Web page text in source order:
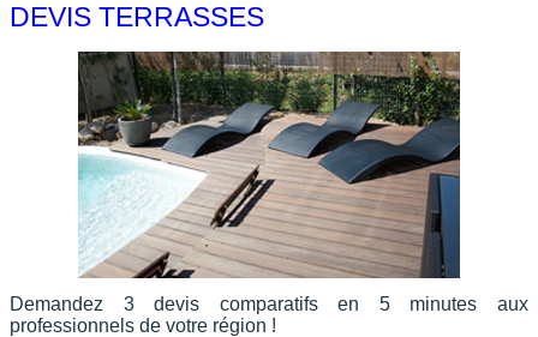
DEVIS TERRASSES
Demandez 3 devis comparatifs en 5 minutes aux
professionnels de votre région !